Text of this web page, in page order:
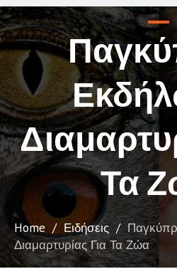
Τα
Home / Ειδήσεις /
Διαμαρτυρίας Για Τα Ζώα